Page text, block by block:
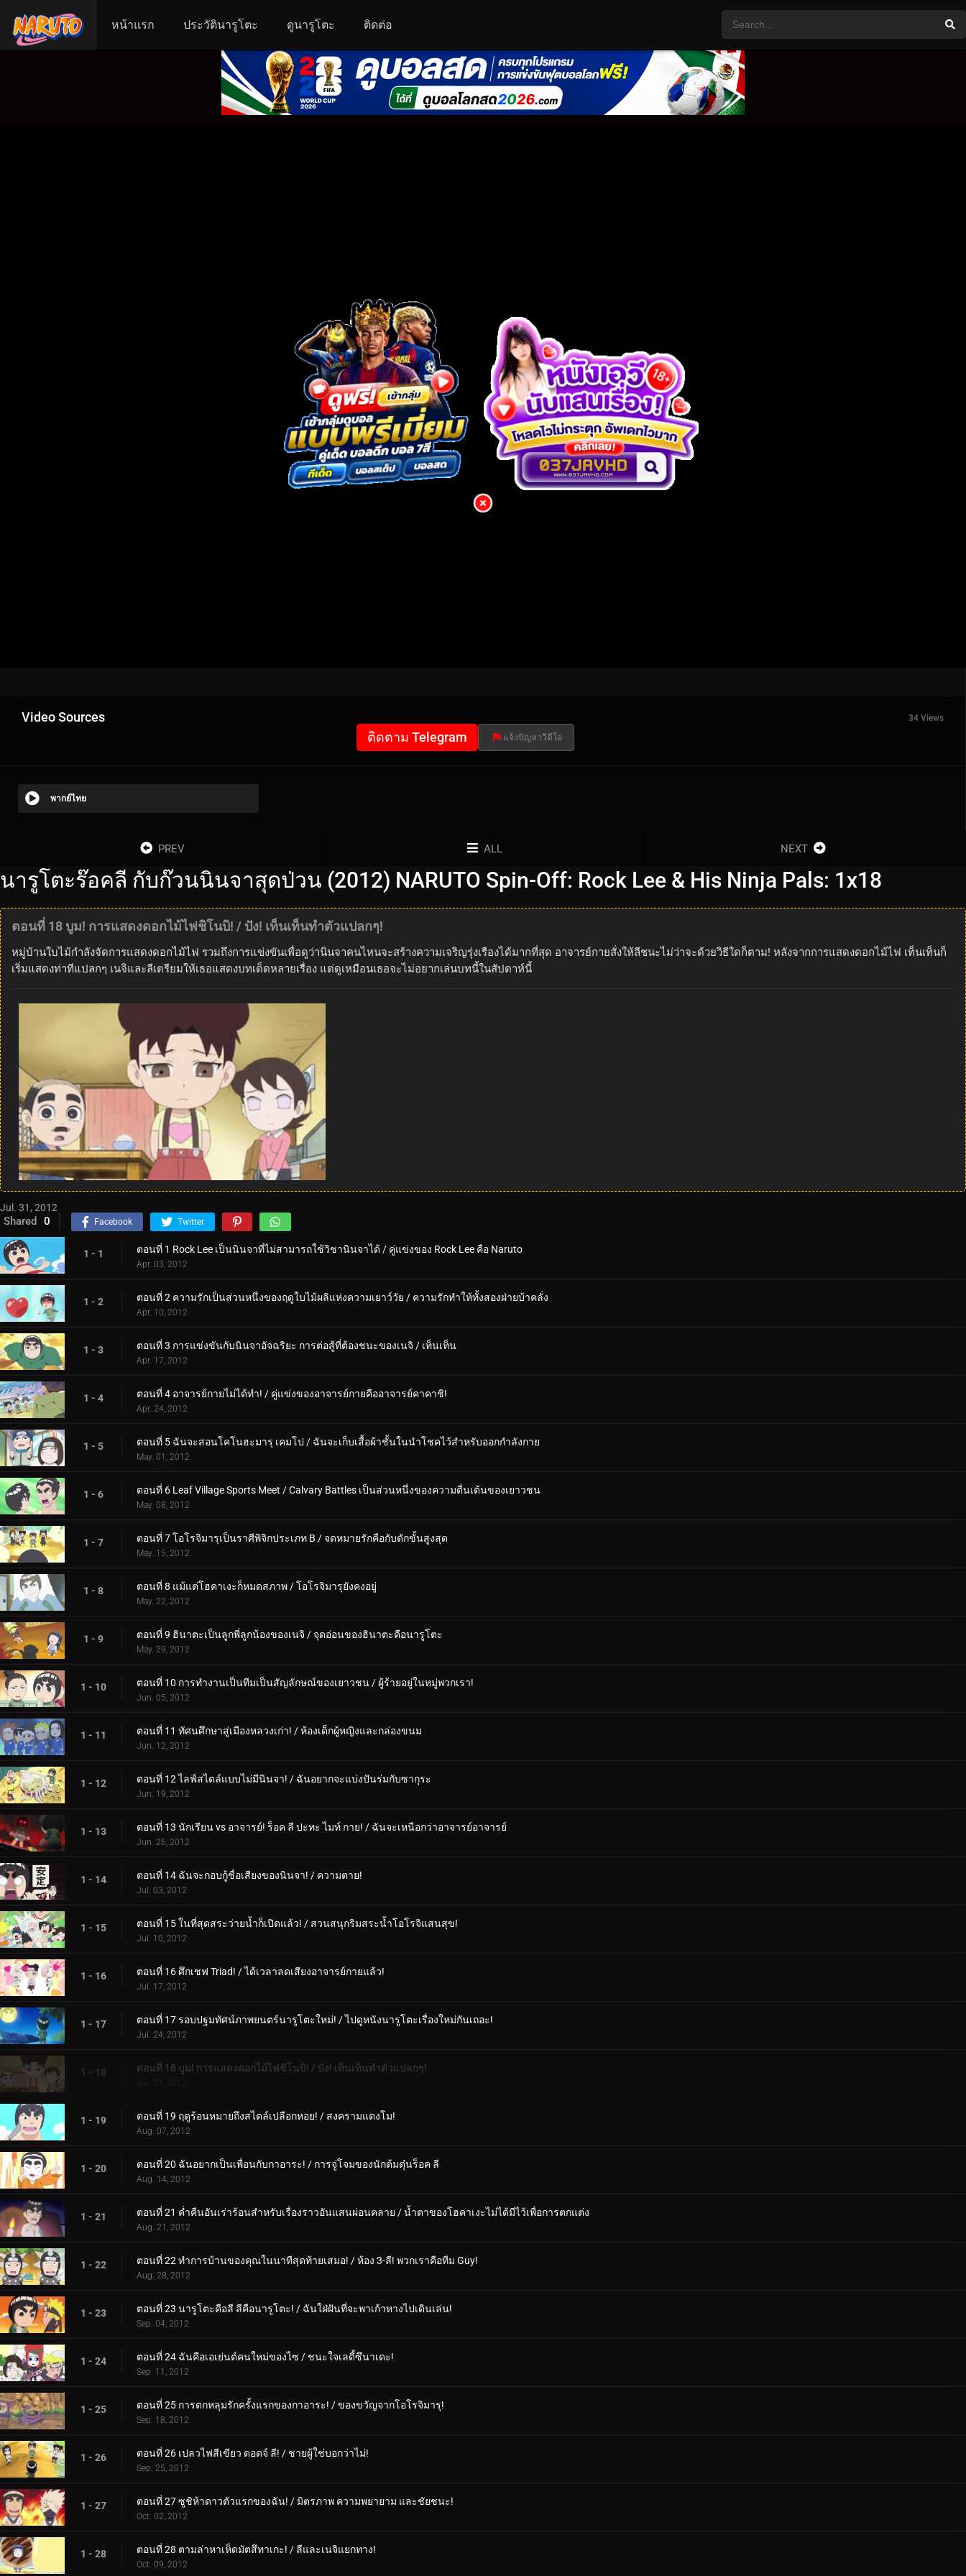
หน้าแรก ประวัตินารูโตะ ดูนารูโตะ ติดต่อ
Video Sources 34 Views
ติดตาม Telegram แจ้งปัญหาวีดีโอ
พากย์ไทย
PREV ALL NEXT
นารูโตะร๊อคลี กับก๊วนนินจาสุดป่วน (2012) NARUTO Spin-Off: Rock Lee & His Ninja Pals: 1x18
ตอนที่ 18 บูม! การแสดงดอกไม้ไฟชิโนบิ! / ปัง! เท็นเท็นทำตัวแปลกๆ!
หมู่บ้านใบไม้กำลังจัดการแสดงดอกไม้ไฟ รวมถึงการแข่งขันเพื่อดูว่านินจาคนไหนจะสร้างความเจริญรุ่งเรืองได้มากที่สุด อาจารย์กายสั่งให้ลีชนะไม่ว่าจะด้วยวิธีใดก็ตาม! หลังจากการแสดงดอกไม้ไฟ เท็นเท็นก็
เริ่มแสดงท่าทีแปลกๆ เนจิและลีเตรียมให้เธอแสดงบทเด็ดหลายเรื่อง แต่ดูเหมือนเธอจะไม่อยากเล่นบทนี้ในสัปดาห์นี้
Jul. 31, 2012
Shared 0 Facebook Twitter
1 - 1 ตอนที่ 1 Rock Lee เป็นนินจาที่ไม่สามารถใช้วิชานินจาได้ / คู่แข่งของ Rock Lee คือ Naruto
Apr. 03, 2012
1 - 2 ตอนที่ 2 ความรักเป็นส่วนหนึ่งของฤดูใบไม้ผลิแห่งความเยาว์วัย / ความรักทำให้ทั้งสองฝ่ายบ้าคลั่ง
Apr. 10, 2012
1 - 3 ตอนที่ 3 การแข่งขันกับนินจาอัจฉริยะ การต่อสู้ที่ต้องชนะของเนจิ / เท็นเท็น
Apr. 17, 2012
1 - 4 ตอนที่ 4 อาจารย์กายไม่ได้ทำ! / คู่แข่งของอาจารย์กายคืออาจารย์คาคาชิ!
Apr. 24, 2012
1 - 5 ตอนที่ 5 ฉันจะสอนโคโนฮะมารุ เคมโป / ฉันจะเก็บเสื้อผ้าชั้นในนำโชคไว้สำหรับออกกำลังกาย
May. 01, 2012
1 - 6 ตอนที่ 6 Leaf Village Sports Meet / Calvary Battles เป็นส่วนหนึ่งของความตื่นเต้นของเยาวชน
May. 08, 2012
1 - 7 ตอนที่ 7 โอโรจิมารุเป็นราศีพิจิกประเภท B / จดหมายรักคือกับดักขั้นสูงสุด
May. 15, 2012
1 - 8 ตอนที่ 8 แม้แต่โฮคาเงะก็หมดสภาพ / โอโรจิมารุยังคงอยู่
May. 22, 2012
1 - 9 ตอนที่ 9 ฮินาตะเป็นลูกพี่ลูกน้องของเนจิ / จุดอ่อนของฮินาตะคือนารูโตะ
May. 29, 2012
1 - 10 ตอนที่ 10 การทำงานเป็นทีมเป็นสัญลักษณ์ของเยาวชน / ผู้ร้ายอยู่ในหมู่พวกเรา!
Jun. 05, 2012
1 - 11 ตอนที่ 11 ทัศนศึกษาสู่เมืองหลวงเก่า! / ห้องเด็กผู้หญิงและกล่องขนม
Jun. 12, 2012
1 - 12 ตอนที่ 12 ไลฟ์สไตล์แบบไม่มีนินจา! / ฉันอยากจะแบ่งปันร่มกับซากุระ
Jun. 19, 2012
1 - 13 ตอนที่ 13 นักเรียน vs อาจารย์! ร็อค ลี ปะทะ ไมท์ กาย! / ฉันจะเหนือกว่าอาจารย์อาจารย์
Jun. 26, 2012
1 - 14 ตอนที่ 14 ฉันจะกอบกู้ชื่อเสียงของนินจา! / ความตาย!
Jul. 03, 2012
1 - 15 ตอนที่ 15 ในที่สุดสระว่ายน้ำก็เปิดแล้ว! / สวนสนุกริมสระน้ำโอโรจิแสนสุข!
Jul. 10, 2012
1 - 16 ตอนที่ 16 ศึกเชฟ Triad! / ได้เวลาลดเสียงอาจารย์กายแล้ว!
Jul. 17, 2012
1 - 17 ตอนที่ 17 รอบปฐมทัศน์ภาพยนตร์นารูโตะใหม่! / ไปดูหนังนารูโตะเรื่องใหม่กันเถอะ!
Jul. 24, 2012
1 - 18 ตอนที่ 18 บูม! การแสดงดอกไม้ไฟชิโนบิ! / ปัง! เท็นเท็นทำตัวแปลกๆ!
Jul. 31, 2012
1 - 19 ตอนที่ 19 ฤดูร้อนหมายถึงสไตล์เปลือกหอย! / สงครามแตงโม!
Aug. 07, 2012
1 - 20 ตอนที่ 20 ฉันอยากเป็นเพื่อนกับกาอาระ! / การจู่โจมของนักต้มตุ๋นร็อค ลี
Aug. 14, 2012
1 - 21 ตอนที่ 21 ค่ำคืนอันเร่าร้อนสำหรับเรื่องราวอันแสนผ่อนคลาย / น้ำตาของโฮคาเงะไม่ได้มีไว้เพื่อการตกแต่ง
Aug. 21, 2012
1 - 22 ตอนที่ 22 ทำการบ้านของคุณในนาทีสุดท้ายเสมอ! / ห้อง 3-ลี! พวกเราคือทีม Guy!
Aug. 28, 2012
1 - 23 ตอนที่ 23 นารูโตะคือลี ลีคือนารูโตะ! / ฉันใฝ่ฝันที่จะพาเก้าหางไปเดินเล่น!
Sep. 04, 2012
1 - 24 ตอนที่ 24 ฉันคือเอเย่นต์คนใหม่ของไซ / ชนะใจเลดี้ซึนาเดะ!
Sep. 11, 2012
1 - 25 ตอนที่ 25 การตกหลุมรักครั้งแรกของกาอาระ! / ของขวัญจากโอโรจิมารุ!
Sep. 18, 2012
1 - 26 ตอนที่ 26 เปลวไฟสีเขียว ดอดจ์ ลี! / ชายผู้ใช่บอกว่าไม่!
Sep. 25, 2012
1 - 27 ตอนที่ 27 ซูชิห้าดาวตัวแรกของฉัน! / มิตรภาพ ความพยายาม และชัยชนะ!
Oct. 02, 2012
1 - 28 ตอนที่ 28 ตามล่าหาเห็ดมัตสึทาเกะ! / ลีและเนจิแยกทาง!
Oct. 09, 2012